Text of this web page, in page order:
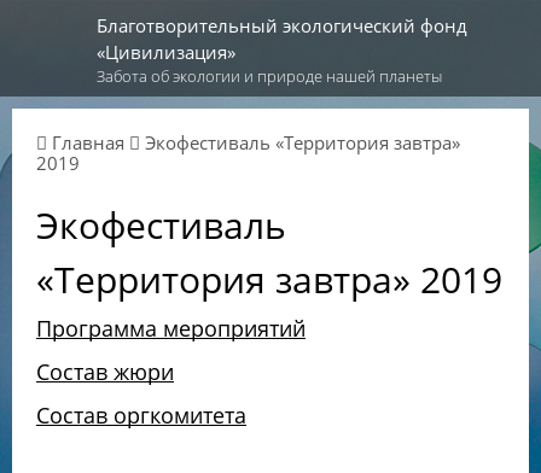
Благотворительный экологический фонд
«Цивилизация»
Забота об экологии и природе нашей планеты
Главная
Экофестиваль «Территория завтра»
2019
Экофестиваль
«Территория завтра» 2019
Программа мероприятий
Состав жюри
Состав оргкомитета